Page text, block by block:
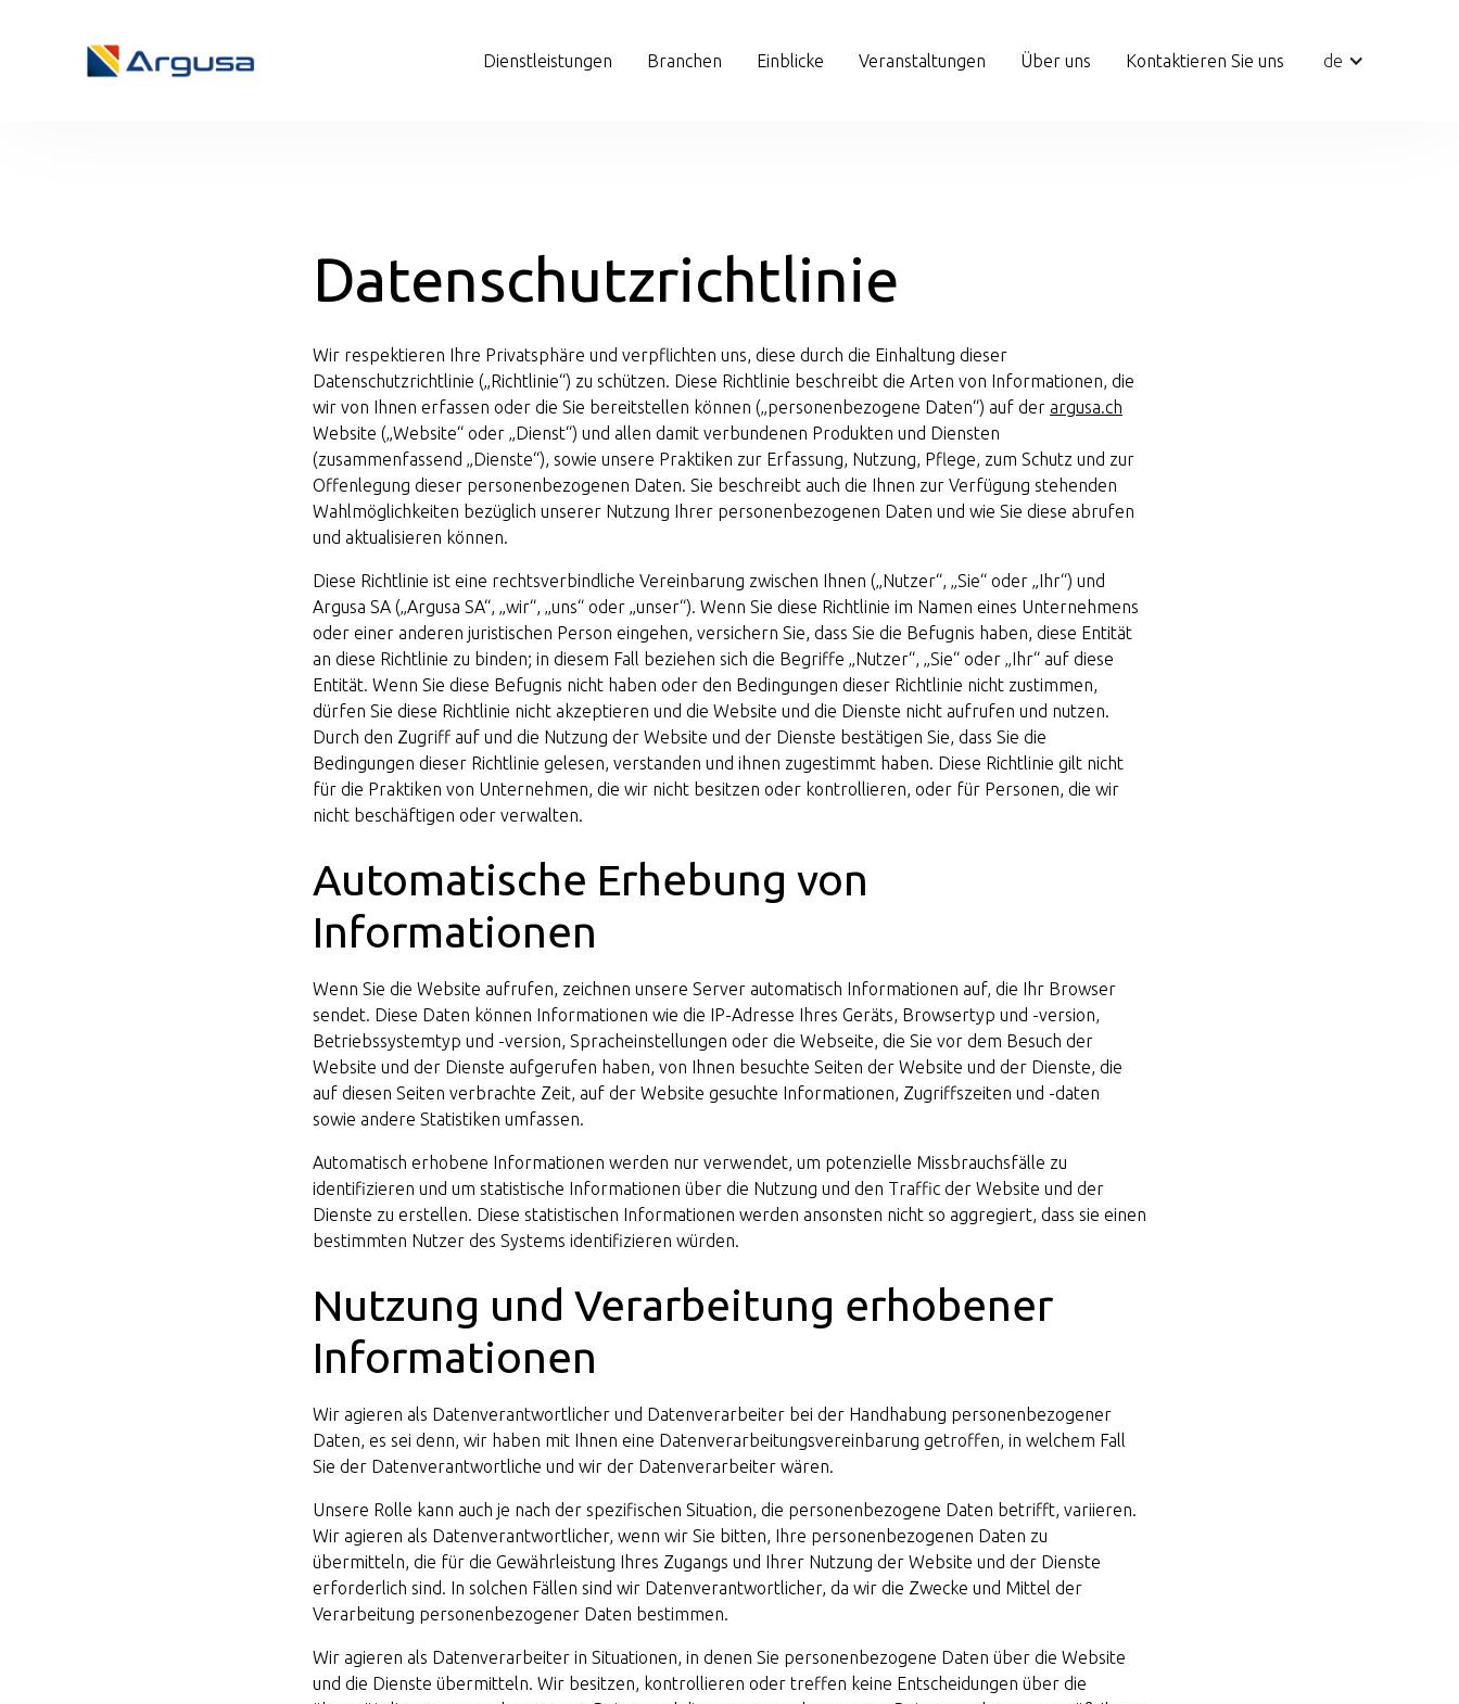
Dienstleistungen Branchen Einblicke Veranstaltungen Über uns Kontaktieren Sie uns de
Datenschutzrichtlinie
Wir respektieren Ihre Privatsphäre und verpflichten uns, diese durch die Einhaltung dieser
Datenschutzrichtlinie („Richtlinie“) zu schützen. Diese Richtlinie beschreibt die Arten von Informationen, die
wir von Ihnen erfassen oder die Sie bereitstellen können („personenbezogene Daten“) auf der argusa.ch
Website („Website“ oder „Dienst“) und allen damit verbundenen Produkten und Diensten
(zusammenfassend „Dienste“), sowie unsere Praktiken zur Erfassung, Nutzung, Pflege, zum Schutz und zur
Offenlegung dieser personenbezogenen Daten. Sie beschreibt auch die Ihnen zur Verfügung stehenden
Wahlmöglichkeiten bezüglich unserer Nutzung Ihrer personenbezogenen Daten und wie Sie diese abrufen
und aktualisieren können.
Diese Richtlinie ist eine rechtsverbindliche Vereinbarung zwischen Ihnen („Nutzer“, „Sie“ oder „Ihr“) und
Argusa SA („Argusa SA“, „wir“, „uns“ oder „unser“). Wenn Sie diese Richtlinie im Namen eines Unternehmens
oder einer anderen juristischen Person eingehen, versichern Sie, dass Sie die Befugnis haben, diese Entität
an diese Richtlinie zu binden; in diesem Fall beziehen sich die Begriffe „Nutzer“, „Sie“ oder „Ihr“ auf diese
Entität. Wenn Sie diese Befugnis nicht haben oder den Bedingungen dieser Richtlinie nicht zustimmen,
dürfen Sie diese Richtlinie nicht akzeptieren und die Website und die Dienste nicht aufrufen und nutzen.
Durch den Zugriff auf und die Nutzung der Website und der Dienste bestätigen Sie, dass Sie die
Bedingungen dieser Richtlinie gelesen, verstanden und ihnen zugestimmt haben. Diese Richtlinie gilt nicht
für die Praktiken von Unternehmen, die wir nicht besitzen oder kontrollieren, oder für Personen, die wir
nicht beschäftigen oder verwalten.
Automatische Erhebung von
Informationen
Wenn Sie die Website aufrufen, zeichnen unsere Server automatisch Informationen auf, die Ihr Browser
sendet. Diese Daten können Informationen wie die IP-Adresse Ihres Geräts, Browsertyp und -version,
Betriebssystemtyp und -version, Spracheinstellungen oder die Webseite, die Sie vor dem Besuch der
Website und der Dienste aufgerufen haben, von Ihnen besuchte Seiten der Website und der Dienste, die
auf diesen Seiten verbrachte Zeit, auf der Website gesuchte Informationen, Zugriffszeiten und -daten
sowie andere Statistiken umfassen.
Automatisch erhobene Informationen werden nur verwendet, um potenzielle Missbrauchsfälle zu
identifizieren und um statistische Informationen über die Nutzung und den Traffic der Website und der
Dienste zu erstellen. Diese statistischen Informationen werden ansonsten nicht so aggregiert, dass sie einen
bestimmten Nutzer des Systems identifizieren würden.
Nutzung und Verarbeitung erhobener
Informationen
Wir agieren als Datenverantwortlicher und Datenverarbeiter bei der Handhabung personenbezogener
Daten, es sei denn, wir haben mit Ihnen eine Datenverarbeitungsvereinbarung getroffen, in welchem Fall
Sie der Datenverantwortliche und wir der Datenverarbeiter wären.
Unsere Rolle kann auch je nach der spezifischen Situation, die personenbezogene Daten betrifft, variieren.
Wir agieren als Datenverantwortlicher, wenn wir Sie bitten, Ihre personenbezogenen Daten zu
übermitteln, die für die Gewährleistung Ihres Zugangs und Ihrer Nutzung der Website und der Dienste
erforderlich sind. In solchen Fällen sind wir Datenverantwortlicher, da wir die Zwecke und Mittel der
Verarbeitung personenbezogener Daten bestimmen.
Wir agieren als Datenverarbeiter in Situationen, in denen Sie personenbezogene Daten über die Website
und die Dienste übermitteln. Wir besitzen, kontrollieren oder treffen keine Entscheidungen über die